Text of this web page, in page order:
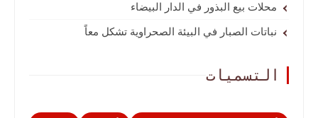
محلات بيع البذور في الدار البيضاء
نباتات الصبار في البيئة الصحراوية تشكل معاً
التسميات